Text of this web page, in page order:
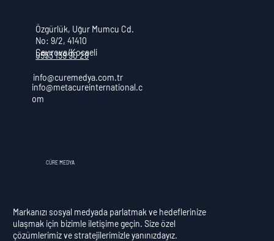
Özgürlük, Uğur Mumcu Cd.
No: 9/2, 41410
Çayırova/Kocaeli
info@curemedya.com.tr
info@metacureinternational.c
om
0553 159 90 28
CÜRE MEDYA
Markanızı sosyal medyada parlatmak ve hedeflerinize
ulaşmak için bizimle iletişime geçin. Size özel
çözümlerimiz ve stratejilerimizle yanınızdayız.